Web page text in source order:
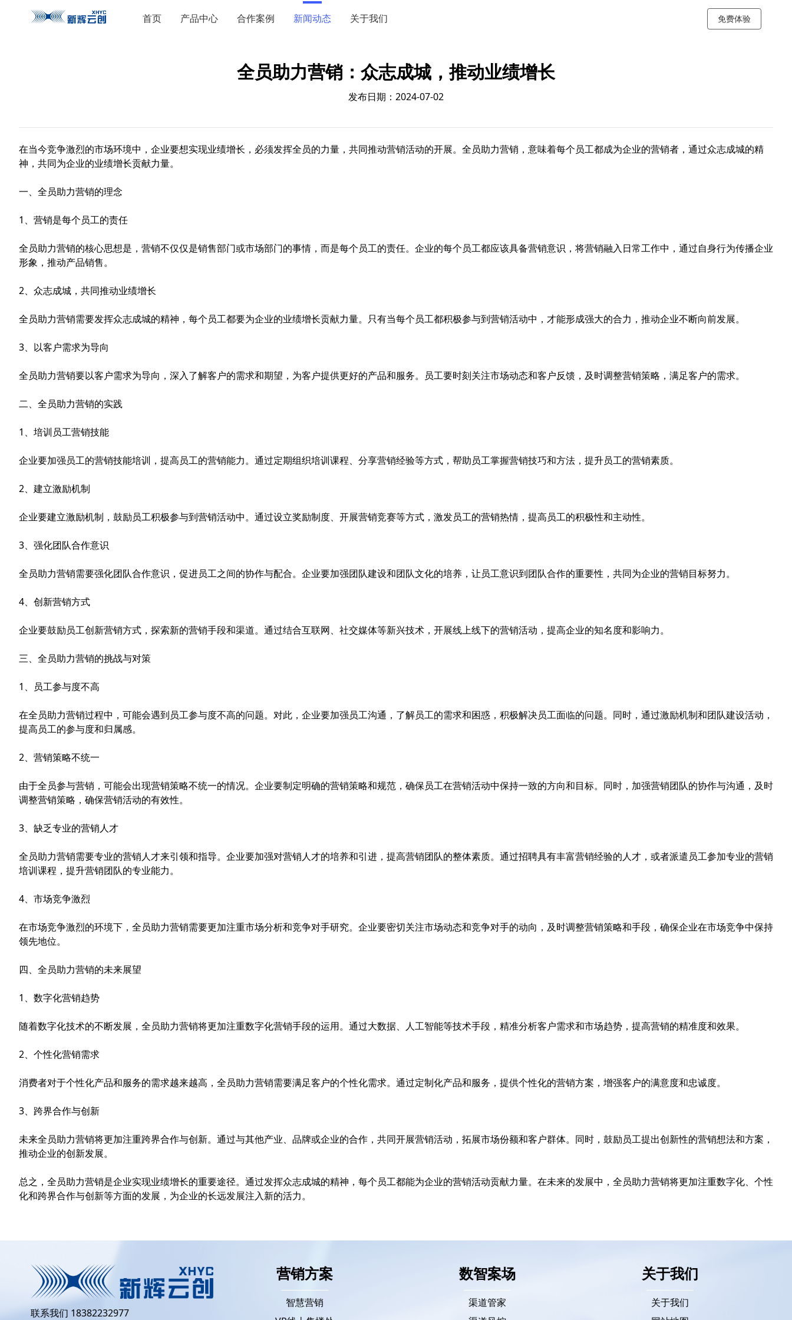
首页 产品中心 合作案例 新闻动态 关于我们 免费体验
全员助力营销：众志成城，推动业绩增长
发布日期：2024-07-02
在当今竞争激烈的市场环境中，企业要想实现业绩增长，必须发挥全员的力量，共同推动营销活动的开展。全员助力营销，意味着每个员工都成为企业的营销者，通过众志成城的精
神，共同为企业的业绩增长贡献力量。
一、全员助力营销的理念
1、营销是每个员工的责任
全员助力营销的核心思想是，营销不仅仅是销售部门或市场部门的事情，而是每个员工的责任。企业的每个员工都应该具备营销意识，将营销融入日常工作中，通过自身行为传播企业
形象，推动产品销售。
2、众志成城，共同推动业绩增长
全员助力营销需要发挥众志成城的精神，每个员工都要为企业的业绩增长贡献力量。只有当每个员工都积极参与到营销活动中，才能形成强大的合力，推动企业不断向前发展。
3、以客户需求为导向
全员助力营销要以客户需求为导向，深入了解客户的需求和期望，为客户提供更好的产品和服务。员工要时刻关注市场动态和客户反馈，及时调整营销策略，满足客户的需求。
二、全员助力营销的实践
1、培训员工营销技能
企业要加强员工的营销技能培训，提高员工的营销能力。通过定期组织培训课程、分享营销经验等方式，帮助员工掌握营销技巧和方法，提升员工的营销素质。
2、建立激励机制
企业要建立激励机制，鼓励员工积极参与到营销活动中。通过设立奖励制度、开展营销竞赛等方式，激发员工的营销热情，提高员工的积极性和主动性。
3、强化团队合作意识
全员助力营销需要强化团队合作意识，促进员工之间的协作与配合。企业要加强团队建设和团队文化的培养，让员工意识到团队合作的重要性，共同为企业的营销目标努力。
4、创新营销方式
企业要鼓励员工创新营销方式，探索新的营销手段和渠道。通过结合互联网、社交媒体等新兴技术，开展线上线下的营销活动，提高企业的知名度和影响力。
三、全员助力营销的挑战与对策
1、员工参与度不高
在全员助力营销过程中，可能会遇到员工参与度不高的问题。对此，企业要加强员工沟通，了解员工的需求和困惑，积极解决员工面临的问题。同时，通过激励机制和团队建设活动，
提高员工的参与度和归属感。
2、营销策略不统一
由于全员参与营销，可能会出现营销策略不统一的情况。企业要制定明确的营销策略和规范，确保员工在营销活动中保持一致的方向和目标。同时，加强营销团队的协作与沟通，及时
调整营销策略，确保营销活动的有效性。
3、缺乏专业的营销人才
全员助力营销需要专业的营销人才来引领和指导。企业要加强对营销人才的培养和引进，提高营销团队的整体素质。通过招聘具有丰富营销经验的人才，或者派遣员工参加专业的营销
培训课程，提升营销团队的专业能力。
4、市场竞争激烈
在市场竞争激烈的环境下，全员助力营销需要更加注重市场分析和竞争对手研究。企业要密切关注市场动态和竞争对手的动向，及时调整营销策略和手段，确保企业在市场竞争中保持
领先地位。
四、全员助力营销的未来展望
1、数字化营销趋势
随着数字化技术的不断发展，全员助力营销将更加注重数字化营销手段的运用。通过大数据、人工智能等技术手段，精准分析客户需求和市场趋势，提高营销的精准度和效果。
2、个性化营销需求
消费者对于个性化产品和服务的需求越来越高，全员助力营销需要满足客户的个性化需求。通过定制化产品和服务，提供个性化的营销方案，增强客户的满意度和忠诚度。
3、跨界合作与创新
未来全员助力营销将更加注重跨界合作与创新。通过与其他产业、品牌或企业的合作，共同开展营销活动，拓展市场份额和客户群体。同时，鼓励员工提出创新性的营销想法和方案，
推动企业的创新发展。
总之，全员助力营销是企业实现业绩增长的重要途径。通过发挥众志成城的精神，每个员工都能为企业的营销活动贡献力量。在未来的发展中，全员助力营销将更加注重数字化、个性
化和跨界合作与创新等方面的发展，为企业的长远发展注入新的活力。
联系我们 18382232977
营销方案
智慧营销
数智案场
渠道管家
关于我们
关于我们